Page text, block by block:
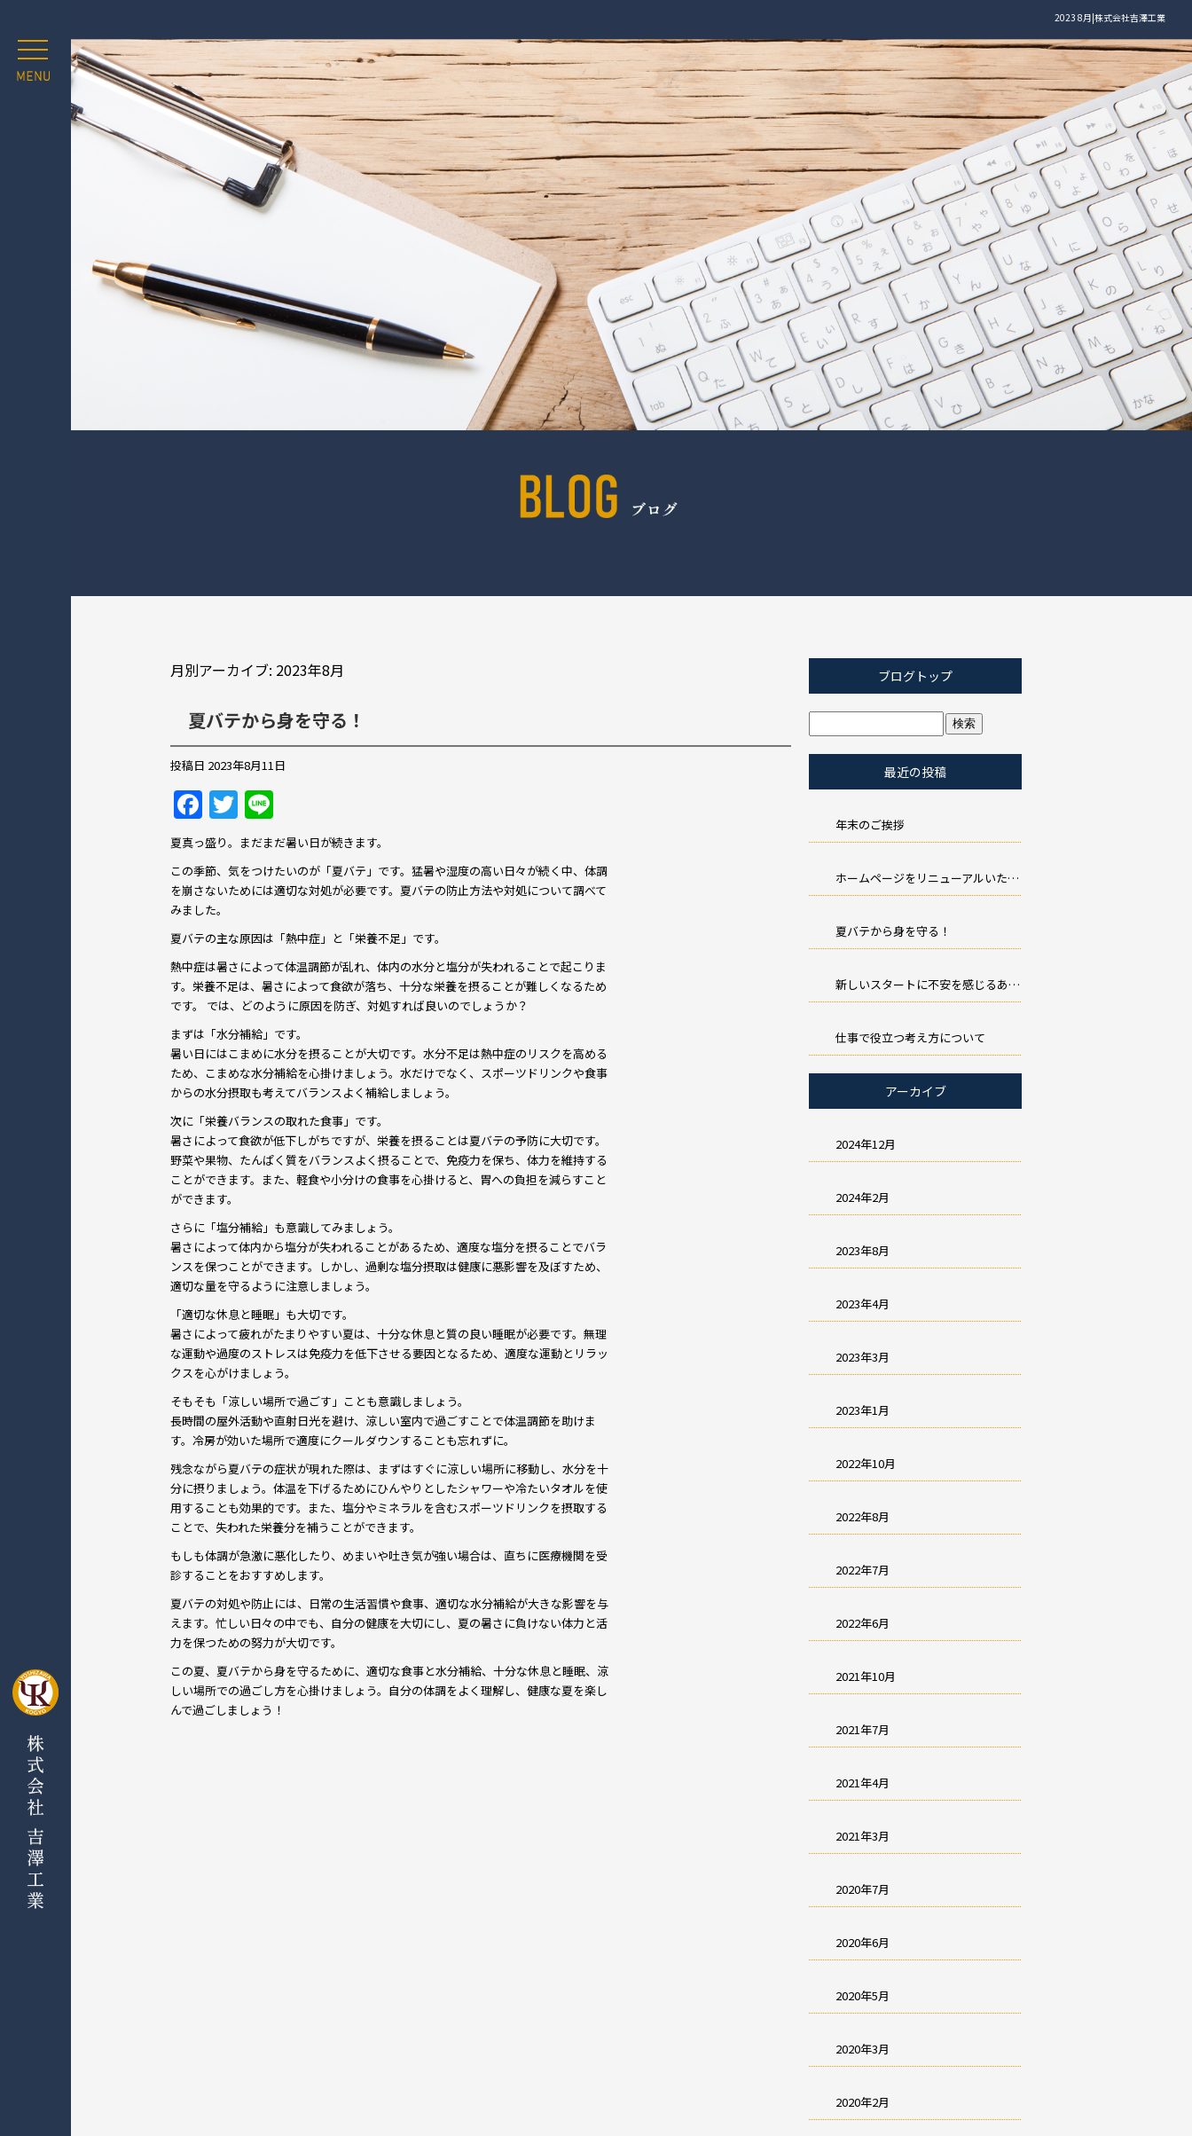
2023 8月|株式会社吉澤工業
月別アーカイブ: 2023年8月
夏バテから身を守る！
投稿日 2023年8月11日
F
a
c
e
b
o
o
k
T
w
itt
er
n
e
夏真っ盛り。まだまだ暑い日が続きます。
この季節、気をつけたいのが「夏バテ」です。猛暑や湿度の高い日々が続く中、体調
を崩さないためには適切な対処が必要です。夏バテの防止方法や対処について調べて
みました。
夏バテの主な原因は「熱中症」と「栄養不足」です。
熱中症は暑さによって体温調節が乱れ、体内の水分と塩分が失われることで起こりま
す。栄養不足は、暑さによって食欲が落ち、十分な栄養を摂ることが難しくなるため
です。 では、どのように原因を防ぎ、対処すれば良いのでしょうか？
まずは「水分補給」です。
暑い日にはこまめに水分を摂ることが大切です。水分不足は熱中症のリスクを高める
ため、こまめな水分補給を心掛けましょう。水だけでなく、スポーツドリンクや食事
からの水分摂取も考えてバランスよく補給しましょう。
次に「栄養バランスの取れた食事」です。
暑さによって食欲が低下しがちですが、栄養を摂ることは夏バテの予防に大切です。
野菜や果物、たんぱく質をバランスよく摂ることで、免疫力を保ち、体力を維持する
ことができます。また、軽食や小分けの食事を心掛けると、胃への負担を減らすこと
ができます。
さらに「塩分補給」も意識してみましょう。
暑さによって体内から塩分が失われることがあるため、適度な塩分を摂ることでバラ
ンスを保つことができます。しかし、過剰な塩分摂取は健康に悪影響を及ぼすため、
適切な量を守るように注意しましょう。
「適切な休息と睡眠」も大切です。
暑さによって疲れがたまりやすい夏は、十分な休息と質の良い睡眠が必要です。無理
な運動や過度のストレスは免疫力を低下させる要因となるため、適度な運動とリラッ
クスを心がけましょう。
そもそも「涼しい場所で過ごす」ことも意識しましょう。
長時間の屋外活動や直射日光を避け、涼しい室内で過ごすことで体温調節を助けま
す。冷房が効いた場所で適度にクールダウンすることも忘れずに。
残念ながら夏バテの症状が現れた際は、まずはすぐに涼しい場所に移動し、水分を十
分に摂りましょう。体温を下げるためにひんやりとしたシャワーや冷たいタオルを使
用することも効果的です。また、塩分やミネラルを含むスポーツドリンクを摂取する
ことで、失われた栄養分を補うことができます。
もしも体調が急激に悪化したり、めまいや吐き気が強い場合は、直ちに医療機関を受
診することをおすすめします。
夏バテの対処や防止には、日常の生活習慣や食事、適切な水分補給が大きな影響を与
えます。忙しい日々の中でも、自分の健康を大切にし、夏の暑さに負けない体力と活
力を保つための努力が大切です。
この夏、夏バテから身を守るために、適切な食事と水分補給、十分な休息と睡眠、涼
しい場所での過ごし方を心掛けましょう。自分の体調をよく理解し、健康な夏を楽し
んで過ごしましょう！
ブログトップ
最近の投稿
年末のご挨拶
ホームページをリニューアルいたしました。
夏バテから身を守る！
新しいスタートに不安を感じるあなたへ
仕事で役立つ考え方について
アーカイブ
2024年12月
2024年2月
2023年8月
2023年4月
2023年3月
2023年1月
2022年10月
2022年8月
2022年7月
2022年6月
2021年10月
2021年7月
2021年4月
2021年3月
2020年7月
2020年6月
2020年5月
2020年3月
2020年2月